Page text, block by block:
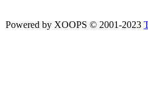
Powered by XOOPS © 2001-2023